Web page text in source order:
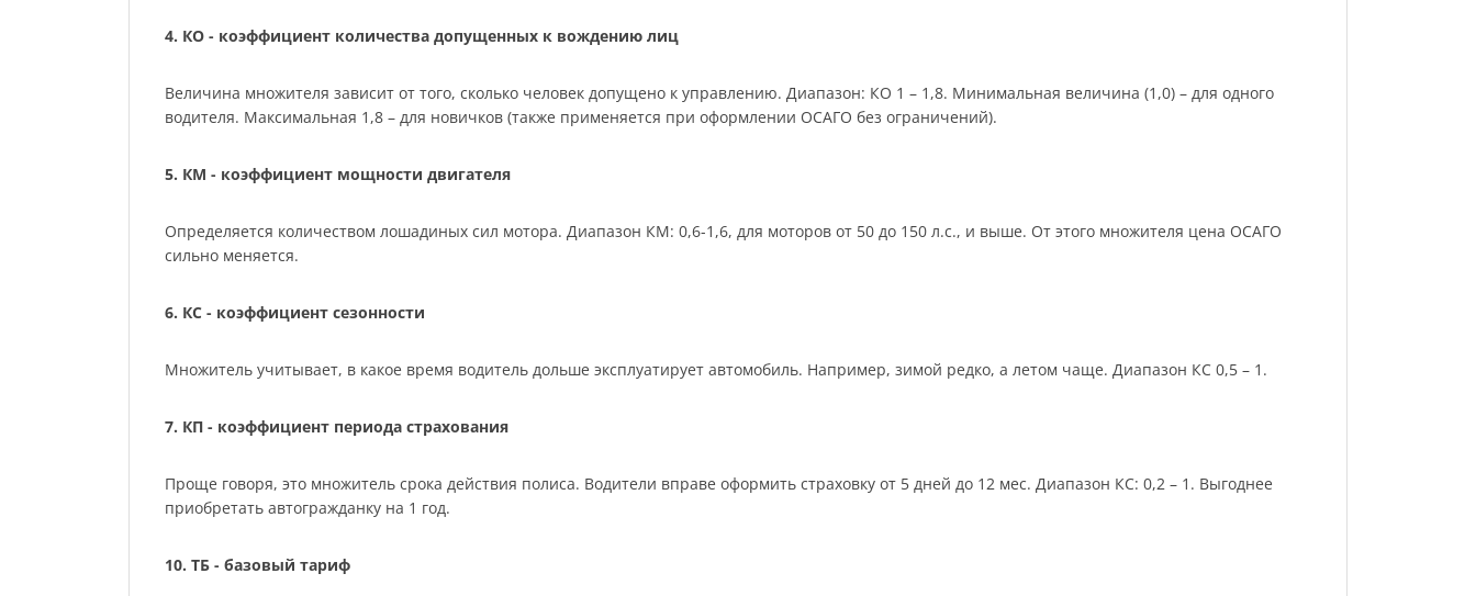
4. КО - коэффициент количества допущенных к вождению лиц
Величина множителя зависит от того, сколько человек допущено к управлению. Диапазон: КО 1 – 1,8. Минимальная величина (1,0) – для одного
водителя. Максимальная 1,8 – для новичков (также применяется при оформлении ОСАГО без ограничений).
5. КМ - коэффициент мощности двигателя
Определяется количеством лошадиных сил мотора. Диапазон КМ: 0,6-1,6, для моторов от 50 до 150 л.с., и выше. От этого множителя цена ОСАГО
сильно меняется.
6. КС - коэффициент сезонности
Множитель учитывает, в какое время водитель дольше эксплуатирует автомобиль. Например, зимой редко, а летом чаще. Диапазон КС 0,5 – 1.
7. КП - коэффициент периода страхования
Проще говоря, это множитель срока действия полиса. Водители вправе оформить страховку от 5 дней до 12 мес. Диапазон КС: 0,2 – 1. Выгоднее
приобретать автогражданку на 1 год.
10. ТБ - базовый тариф